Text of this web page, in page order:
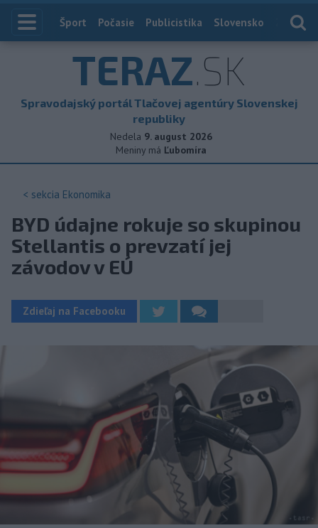
Index
Šport Počasie Publicistika Slovensko
TERAZ.SK
Spravodajský portál Tlačovej agentúry Slovenskej
republiky
Nedela 9. august 2026
Meniny má Ľubomíra
< sekcia Ekonomika
BYD údajne rokuje so skupinou
Stellantis o prevzatí jej
závodov v EÚ
Zdieľaj na Facebooku